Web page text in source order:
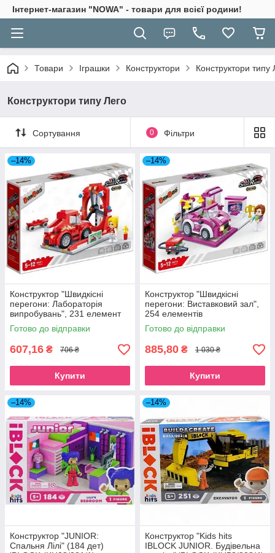
Інтернет-магазин "NOWA" - товари для всієї родини!
Товари Іграшки Конструктори Конструктори типу
Конструктори типу Лего
Сортування 0 Фільтри
–14%
Конструктор "Швидкісні
перегони: Лабораторія
випробувань", 231 елемент
Готово до відправки
607,16 ₴ 706 ₴
Купити
–14%
Конструктор "Швидкісні
перегони: Виставковий зал",
254 елементів
Готово до відправки
885,80 ₴ 1 030 ₴
Купити
–14%
Конструктор "JUNIOR:
Спальня Лілі" (184 дет)
–14%
Конструктор "Kids hits
IBLOCK JUNIOR. Будівельна